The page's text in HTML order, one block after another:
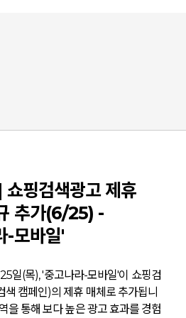
핑검색광고 제휴
추가(6/25) -
-모바일'
일(목), '중고나라-모바일'이 쇼핑검
색 캠페인)의 제휴 매체로 추가됩니
을 통해 보다 높은 광고 효과를 경험